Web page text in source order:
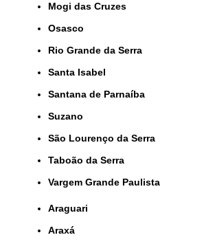
Mogi das Cruzes
Osasco
Rio Grande da Serra
Santa Isabel
Santana de Parnaíba
Suzano
São Lourenço da Serra
Taboão da Serra
Vargem Grande Paulista
Araguari
Araxá